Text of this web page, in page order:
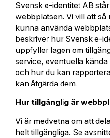
Svensk e-identitet AB
webbplatsen. Vi vill att så
kunna använda
beskriver hur Svensk e-
uppfyller lagen om
service, eventuella
och hur du kan
kan åtgärda dem.
Hur tillgänglig är
Vi är medvetna om att
helt tillgängliga. Se